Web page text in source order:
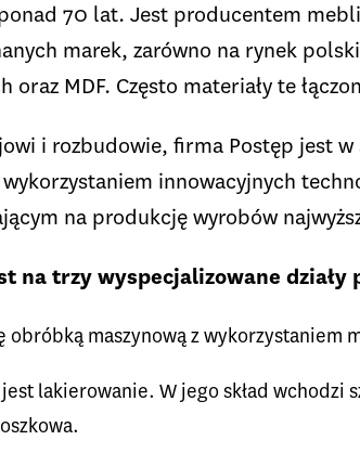
70 lat. Jest producentem
marek, zarówno na rynek
oraz MDF. Często materiały te
i rozbudowie, firma Postęp jest
innowacyjnych
na produkcję wyrobów
na trzy wyspecjalizowane działy
obróbką maszynową z
lakierowanie. W jego skład